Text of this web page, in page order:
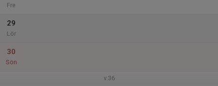
Fre
29
Lör
30
Sön
v.36